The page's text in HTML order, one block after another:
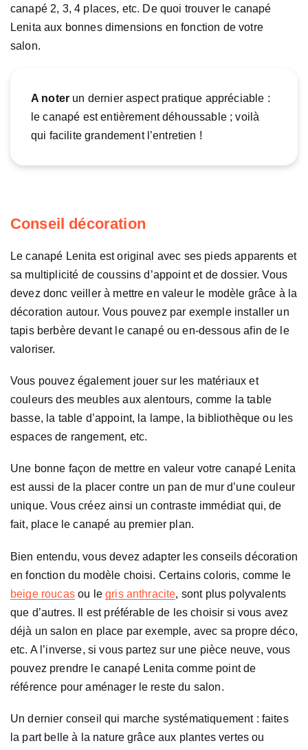
canapé 2, 3, 4 places, etc. De quoi trouver le canapé
Lenita aux bonnes dimensions en fonction de votre
salon.
A noter un dernier aspect pratique appréciable :
le canapé est entièrement déhoussable ; voilà
qui facilite grandement l’entretien !
Conseil décoration
Le canapé Lenita est original avec ses pieds apparents et
sa multiplicité de coussins d’appoint et de dossier. Vous
devez donc veiller à mettre en valeur le modèle grâce à la
décoration autour. Vous pouvez par exemple installer un
tapis berbère devant le canapé ou en-dessous afin de le
valoriser.
Vous pouvez également jouer sur les matériaux et
couleurs des meubles aux alentours, comme la table
basse, la table d’appoint, la lampe, la bibliothèque ou les
espaces de rangement, etc.
Une bonne façon de mettre en valeur votre canapé Lenita
est aussi de la placer contre un pan de mur d’une couleur
unique. Vous créez ainsi un contraste immédiat qui, de
fait, place le canapé au premier plan.
Bien entendu, vous devez adapter les conseils décoration
en fonction du modèle choisi. Certains coloris, comme le
beige roucasou legris anthracite, sont plus polyvalents
que d’autres. Il est préférable de les choisir si vous avez
déjà un salon en place par exemple, avec sa propre déco,
etc. A l’inverse, si vous partez sur une pièce neuve, vous
pouvez prendre le canapé Lenita comme point de
référence pour aménager le reste du salon.
Un dernier conseil qui marche systématiquement : faites
la part belle à la nature grâce aux plantes vertes ou